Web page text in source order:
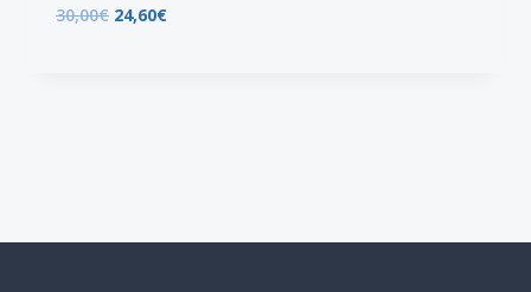
30,00€ 24,60€